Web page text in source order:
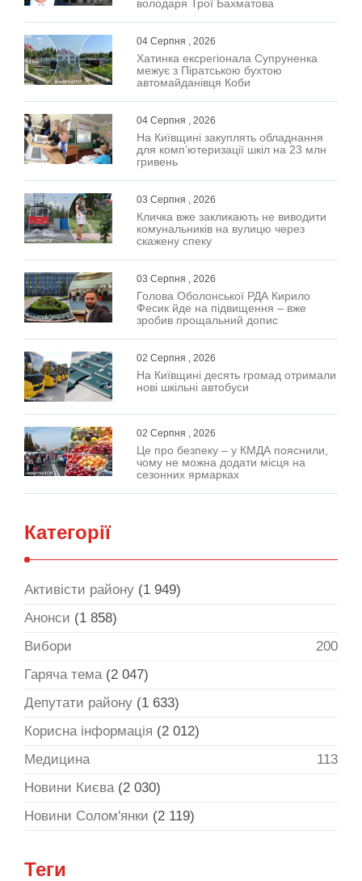
володаря Трої Бахматова
04 Серпня , 2026
Хатинка ексрегіонала Супруненка
межує з Піратською бухтою
автомайданівця Коби
04 Серпня , 2026
На Київщині закуплять обладнання
для комп’ютеризації шкіл на 23 млн
гривень
03 Серпня , 2026
Кличка вже закликають не виводити
комунальників на вулицю через
скажену спеку
03 Серпня , 2026
Голова Оболонської РДА Кирило
Фесик йде на підвищення – вже
зробив прощальний допис
02 Серпня , 2026
На Київщині десять громад отримали
нові шкільні автобуси
02 Серпня , 2026
Це про безпеку – у КМДА пояснили,
чому не можна додати місця на
сезонних ярмарках
Категорії
Активісти району (1 949)
Анонси (1 858)
Вибори
200
Гаряча тема(2 047)
Депутати району (1 633)
Корисна інформація (2 012)
Медицина
113
Новини Києва(2 030)
Новини Солом'янки (2 119)
Теги